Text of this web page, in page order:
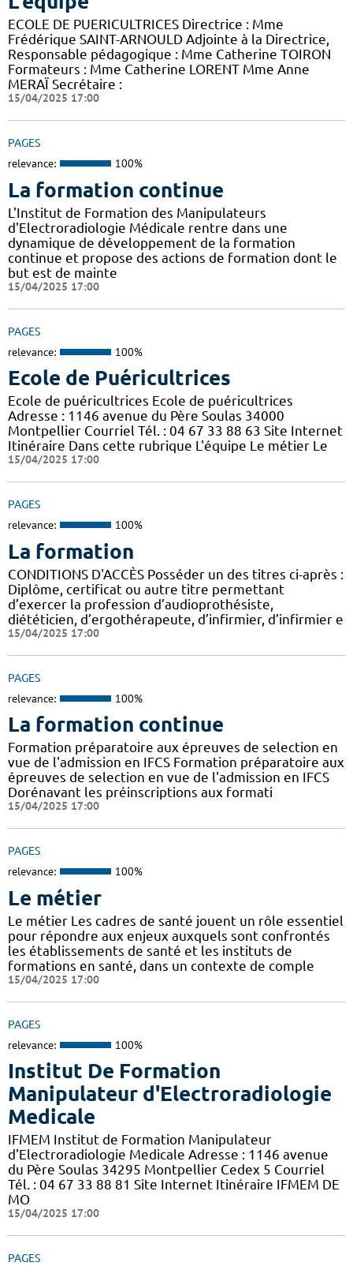
ECOLE DE PUERICULTRICES Directrice : Mme
Frédérique SAINT-ARNOULD Adjointe à la Directrice,
Responsable pédagogique : Mme Catherine TOIRON
Formateurs : Mme Catherine LORENT Mme Anne
MERAÏ Secrétaire :
15/04/2025 17:00
PAGES
relevance: 100%
La formation continue
L'Institut de Formation des Manipulateurs
d'Electroradiologie Médicale rentre dans une
dynamique de développement de la formation
continue et propose des actions de formation dont le
but est de mainte
15/04/2025 17:00
PAGES
relevance: 100%
Ecole de Puéricultrices
Ecole de puéricultrices Ecole de puéricultrices
Adresse : 1146 avenue du Père Soulas 34000
Montpellier Courriel Tél. : 04 67 33 88 63 Site Internet
Itinéraire Dans cette rubrique L'équipe Le métier Le
15/04/2025 17:00
PAGES
relevance: 100%
La formation
CONDITIONS D'ACCÈS Posséder un des titres ci-après :
Diplôme, certificat ou autre titre permettant
d’exercer la profession d’audioprothésiste,
diététicien, d’ergothérapeute, d’infirmier, d’infirmier e
15/04/2025 17:00
PAGES
relevance: 100%
La formation continue
Formation préparatoire aux épreuves de selection en
vue de l'admission en IFCS Formation préparatoire aux
épreuves de selection en vue de l'admission en IFCS
Dorénavant les préinscriptions aux formati
15/04/2025 17:00
PAGES
relevance: 100%
Le métier
Le métier Les cadres de santé jouent un rôle essentiel
pour répondre aux enjeux auxquels sont confrontés
les établissements de santé et les instituts de
formations en santé, dans un contexte de comple
15/04/2025 17:00
PAGES
relevance: 100%
Institut De Formation
Manipulateur d'Electroradiologie
Medicale
IFMEM Institut de Formation Manipulateur
d'Electroradiologie Medicale Adresse : 1146 avenue
du Père Soulas 34295 Montpellier Cedex 5 Courriel
Tél. : 04 67 33 88 81 Site Internet Itinéraire IFMEM DE
MO
15/04/2025 17:00
PAGES